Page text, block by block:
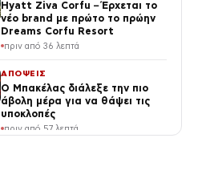
Hyatt Ziva Corfu – Έρχεται το
νέο brand με πρώτο το πρώην
Dreams Corfu Resort
πριν από 36 λεπτά
ΑΠΟΨΕΙΣ
Ο Μπακέλας διάλεξε την πιο
άβολη μέρα για να θάψει τις
υποκλοπές
πριν από 57 λεπτά